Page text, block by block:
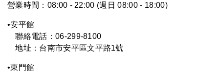
營業時間：08:00 - 22:00 (週日 08:00 - 18:00)
•安平館
聯絡電話：06-299-8100
地址：台南市安平區文平路1號
•東門館